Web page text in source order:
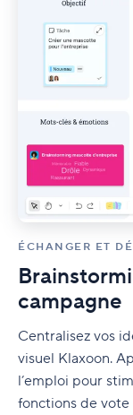
ÉCHANGER ET
campagne
Centralisez vos
visuel Klaxoon.
l’emploi pour
fonctions de